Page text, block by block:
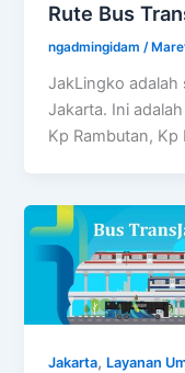
Rute Bus
ngadmingidam/
JakLingko
Jakarta. Ini
Kp Rambutan,
Jakarta, Layanan